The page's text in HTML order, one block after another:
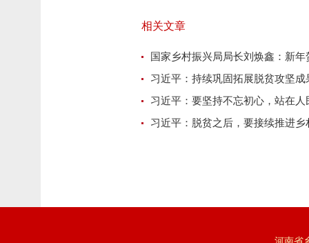
相关文章
国家乡村振兴局局长刘焕鑫：新
习近平：持续巩固拓展脱贫攻坚
习近平：要坚持不忘初心，站在
习近平：脱贫之后，要接续推进